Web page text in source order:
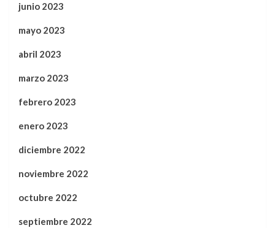
junio 2023
mayo 2023
abril 2023
marzo 2023
febrero 2023
enero 2023
diciembre 2022
noviembre 2022
octubre 2022
septiembre 2022